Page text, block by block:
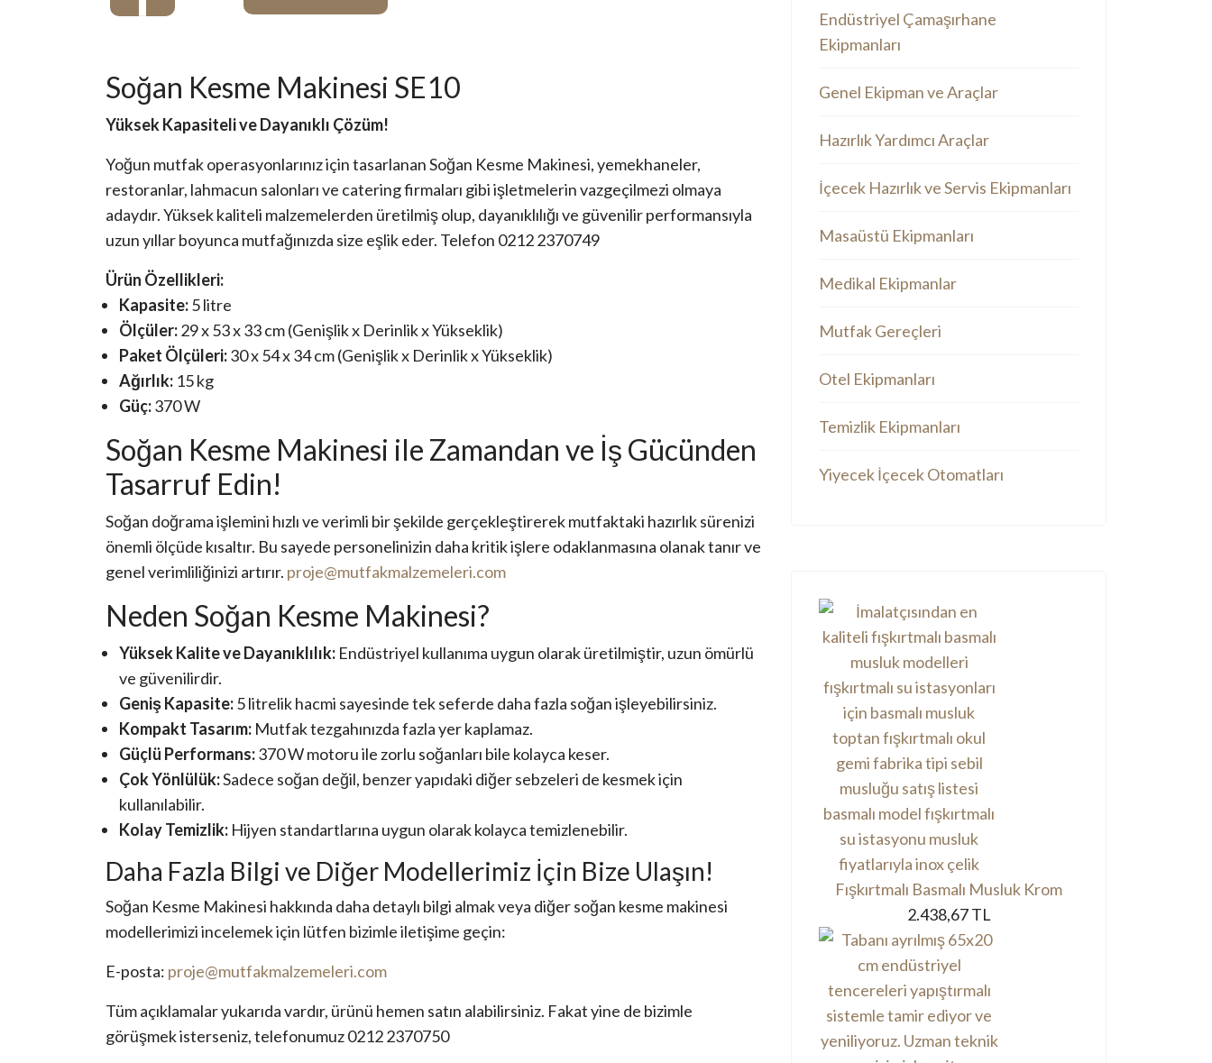
Soğan Kesme Makinesi SE10
Yüksek Kapasiteli ve Dayanıklı Çözüm!
Yoğun mutfak operasyonlarınız için tasarlanan Soğan Kesme Makinesi, yemekhaneler,
restoranlar, lahmacun salonları ve catering firmaları gibi işletmelerin vazgeçilmezi olmaya
adaydır. Yüksek kaliteli malzemelerden üretilmiş olup, dayanıklılığı ve güvenilir performansıyla
uzun yıllar boyunca mutfağınızda size eşlik eder. Telefon 0212 2370749
Ürün Özellikleri:
Kapasite:5 litre
Ölçüler:29 x 53 x 33 cm (Genişlik x Derinlik x Yükseklik)
Paket Ölçüleri:30 x 54 x 34 cm (Genişlik x Derinlik x Yükseklik)
Ağırlık: 15 kg
Güç:370 W
Soğan Kesme Makinesi ile Zamandan ve İş Gücünden
Tasarruf Edin!
Soğan doğrama işlemini hızlı ve verimli bir şekilde gerçekleştirerek mutfaktaki hazırlık sürenizi
önemli ölçüde kısaltır. Bu sayede personelinizin daha kritik işlere odaklanmasına olanak tanır ve
genel verimliliğinizi artırır. proje@mutfakmalzemeleri.com
Neden Soğan Kesme Makinesi?
Yüksek Kalite ve Dayanıklılık: Endüstriyel kullanıma uygun olarak üretilmiştir, uzun ömürlü
ve güvenilirdir.
Geniş Kapasite:5 litrelik hacmi sayesinde tek seferde daha fazla soğan işleyebilirsiniz.
Kompakt Tasarım: Mutfak tezgahınızda fazla yer kaplamaz.
Güçlü Performans:370 W motoru ile zorlu soğanları bile kolayca keser.
Çok Yönlülük:Sadece soğan değil, benzer yapıdaki diğer sebzeleri de kesmek için
kullanılabilir.
Kolay Temizlik: Hijyen standartlarına uygun olarak kolayca temizlenebilir.
Daha Fazla Bilgi ve Diğer Modellerimiz İçin Bize Ulaşın!
Soğan Kesme Makinesi hakkında daha detaylı bilgi almak veya diğer soğan kesme makinesi
modellerimizi incelemek için lütfen bizimle iletişime geçin:
E-posta: proje@mutfakmalzemeleri.com
Tüm açıklamalar yukarıda vardır, ürünü hemen satın alabilirsiniz. Fakat yine de bizimle
görüşmek isterseniz, telefonumuz 0212 2370750
Endüstriyel Çamaşırhane
Ekipmanları
Genel Ekipman ve Araçlar
Hazırlık Yardımcı Araçlar
İçecek Hazırlık ve Servis Ekipmanları
Masaüstü Ekipmanları
Medikal Ekipmanlar
Mutfak Gereçleri
Otel Ekipmanları
Temizlik Ekipmanları
Yiyecek İçecek Otomatları
Fışkırtmalı Basmalı Musluk Krom
2.438,67 TL